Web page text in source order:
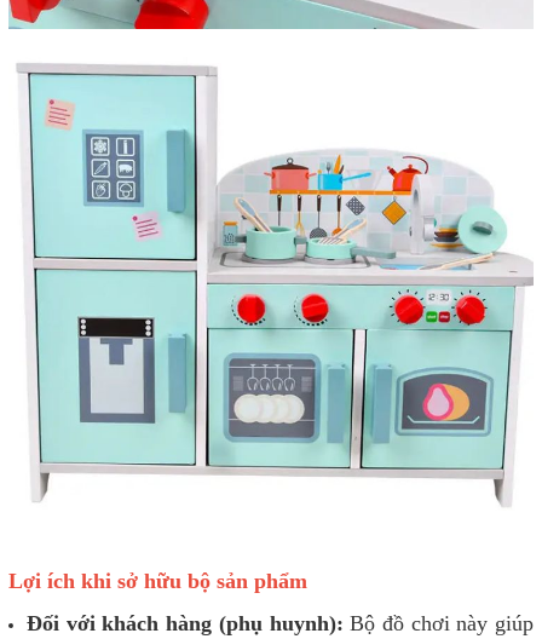
Lợi ích khi sở hữu bộ sản phẩm
Đối với khách hàng (phụ huynh): Bộ đồ chơi này giúp